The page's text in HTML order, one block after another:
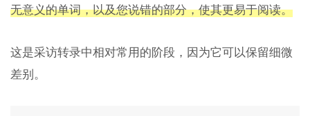
无意义的单词，以及您说错的部分，使其更易于阅读。
这是采访转录中相对常用的阶段，因为它可以保留细微
差别。